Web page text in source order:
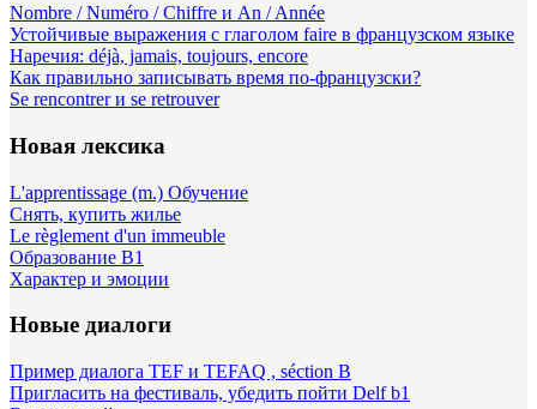
Nombre / Numéro / Chiffre и An / Année
Устойчивые выражения с глаголом faire в французском языке
Наречия: déjà, jamais, toujours, encore
Как правильно записывать время по-французски?
Se rencontrer и se retrouver
Новая лексика
L'apprentissage (m.) Обучение
Снять, купить жилье
Le règlement d'un immeuble
Образование B1
Характер и эмоции
Новые диалоги
Пример диалога TEF и TEFAQ , séction B
Пригласить на фестиваль, убедить пойти Delf b1